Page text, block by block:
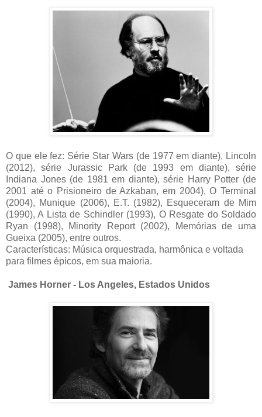
O que ele fez: Série Star Wars (de 1977 em diante), Lincoln
(2012), série Jurassic Park (de 1993 em diante), série
Indiana Jones (de 1981 em diante), série Harry Potter (de
2001 até o Prisioneiro de Azkaban, em 2004), O Terminal
(2004), Munique (2006), E.T. (1982), Esqueceram de Mim
(1990), A Lista de Schindler (1993), O Resgate do Soldado
Ryan (1998), Minority Report (2002), Memórias de uma
Gueixa (2005), entre outros.
Características: Música orquestrada, harmônica e voltada
para filmes épicos, em sua maioria.
James Horner - Los Angeles, Estados Unidos